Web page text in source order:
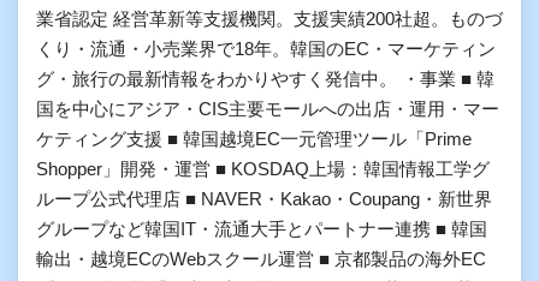
業省認定 経営革新等支援機関。支援実績200社超。ものづ
くり・流通・小売業界で18年。韓国のEC・マーケティン
グ・旅行の最新情報をわかりやすく発信中。 ・事業 ■ 韓
国を中心にアジア・CIS主要モールへの出店・運用・マー
ケティング支援 ■ 韓国越境EC一元管理ツール「Prime
Shopper」開発・運営 ■ KOSDAQ上場：韓国情報工学グ
ループ公式代理店 ■ NAVER・Kakao・Coupang・新世界
グループなど韓国IT・流通大手とパートナー連携 ■ 韓国
輸出・越境ECのWebスクール運営 ■ 京都製品の海外EC